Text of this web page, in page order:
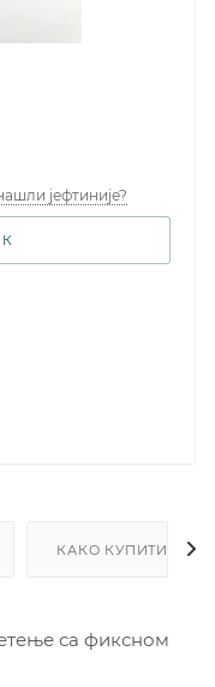
јефтиније?
КАКО КУПИТИ
са фиксном